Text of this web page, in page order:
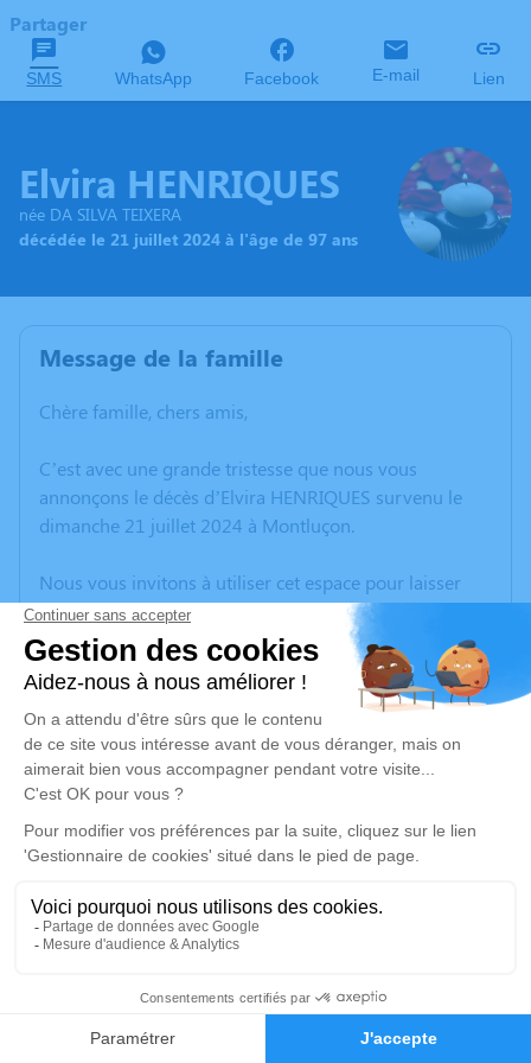
Faire-part Hommages
Partager
SMS WhatsApp Facebook E-mail Lien
Elvira HENRIQUES
née DA SILVA TEIXERA
décédée le 21 juillet 2024 à l'âge de 97 ans
Message de la famille
Chère famille, chers amis,
C’est avec une grande tristesse que nous vous
annonçons le décès d’Elvira HENRIQUES survenu le
dimanche 21 juillet 2024 à Montluçon.
Nous vous invitons à utiliser cet espace pour laisser
vos condoléances, partager des photos souvenirs, une
anecdote ou exprimer vos pensées à travers des
poèmes ou des textes. Cet endroit est un lieu
d'expression dédié à honorer la mémoire d’Elvira
HENRIQUES.
Un service de plantation d’arbre hommage est
disponible ici.
Je rends hommage
Cérémonie religieuse
Église Sainte Thérèse des Marais de
Montluçon